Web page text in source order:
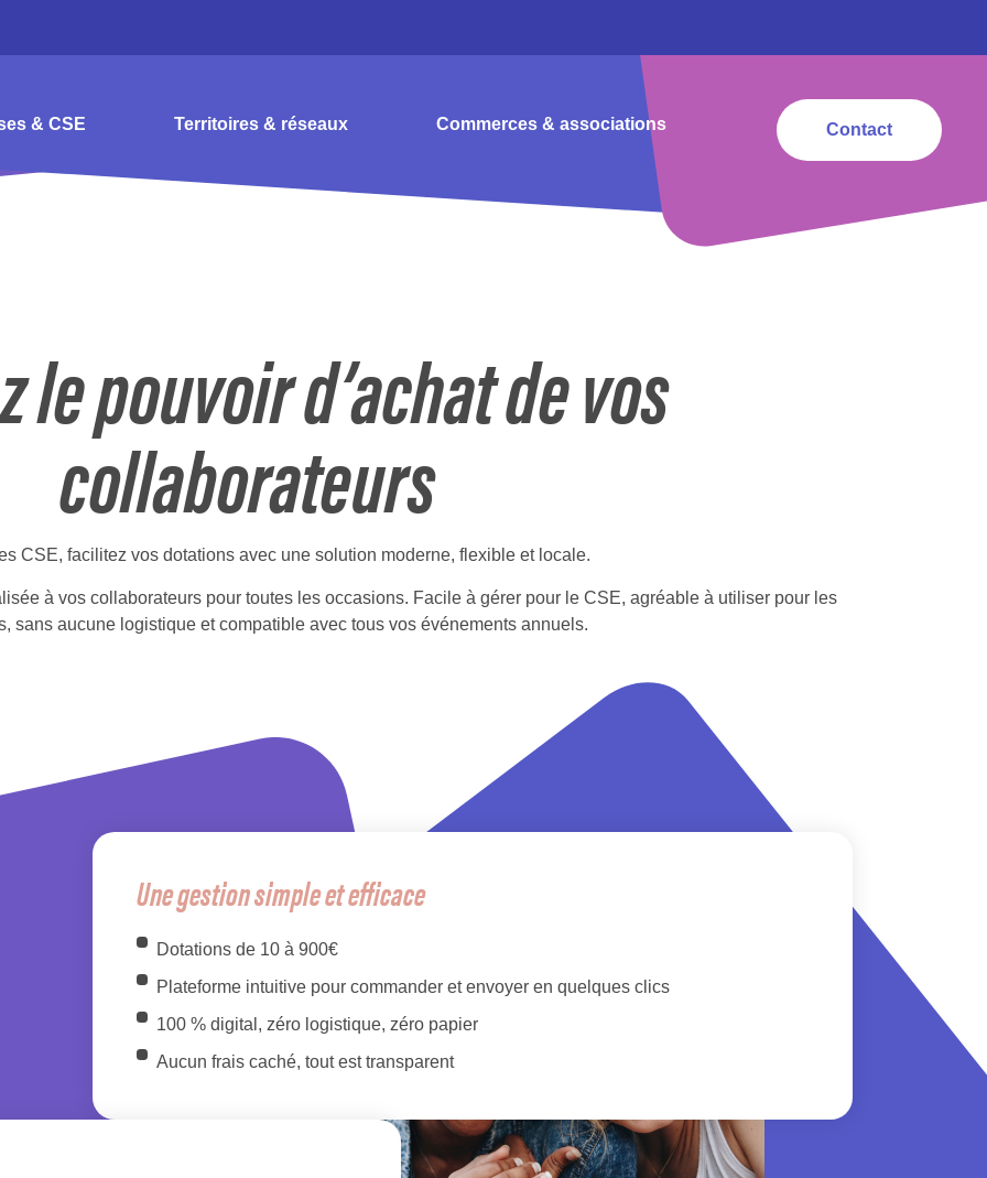
& CSE Territoires & réseaux Commerces & associations Contact
le pouvoir d’achat de vos
collaborateurs
CSE, facilitez vos dotations avec une solution moderne, flexible et locale.
à vos collaborateurs pour toutes les occasions. Facile à gérer pour le CSE, agréable à utiliser pour les
sans aucune logistique et compatible avec tous vos événements annuels.
Une gestion simple et efficace
Dotations de 10 à 900€
Plateforme intuitive pour commander et envoyer en quelques clics
100 % digital, zéro logistique, zéro papier
Aucun frais caché, tout est transparent